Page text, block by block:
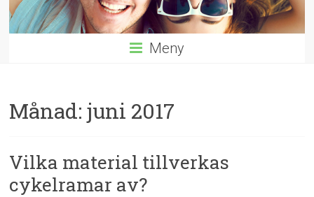
Meny
Månad:juni 2017
Vilka material tillverkas
cykelramar av?